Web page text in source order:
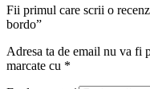
Fii primul care scrii o
bordo”
Adresa ta de email nu va fi
marcate cu *